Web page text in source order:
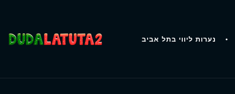
נערות ליווי בתל אביב